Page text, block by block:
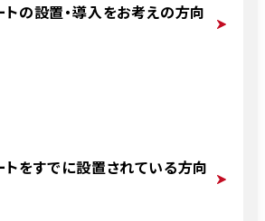
トの設置・導入をお考えの方向
トをすでに設置されている方向